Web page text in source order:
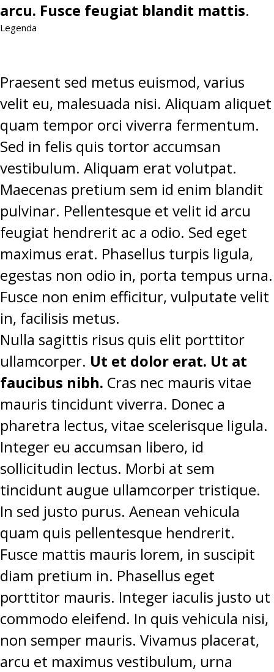
arcu. Fusce feugiat blandit mattis.
Legenda
Praesent sed metus euismod, varius
velit eu, malesuada nisi. Aliquam aliquet
quam tempor orci viverra fermentum.
Sed in felis quis tortor accumsan
vestibulum. Aliquam erat volutpat.
Maecenas pretium sem id enim blandit
pulvinar. Pellentesque et velit id arcu
feugiat hendrerit ac a odio. Sed eget
maximus erat. Phasellus turpis ligula,
egestas non odio in, porta tempus urna.
Fusce non enim efficitur, vulputate velit
in, facilisis metus.
Nulla sagittis risus quis elit porttitor
ullamcorper. Ut et dolor erat. Ut at
faucibus nibh. Cras nec mauris vitae
mauris tincidunt viverra. Donec a
pharetra lectus, vitae scelerisque ligula.
Integer eu accumsan libero, id
sollicitudin lectus. Morbi at sem
tincidunt augue ullamcorper tristique.
In sed justo purus. Aenean vehicula
quam quis pellentesque hendrerit.
Fusce mattis mauris lorem, in suscipit
diam pretium in. Phasellus eget
porttitor mauris. Integer iaculis justo ut
commodo eleifend. In quis vehicula nisi,
non semper mauris. Vivamus placerat,
arcu et maximus vestibulum, urna